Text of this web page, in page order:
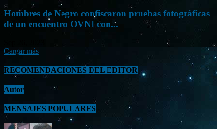
Hombres de Negro confiscaron pruebas fotográficas
de un encuentro OVNI con...
Cargar más
RECOMENDACIONES DEL EDITOR
Autor
MENSAJES POPULARES